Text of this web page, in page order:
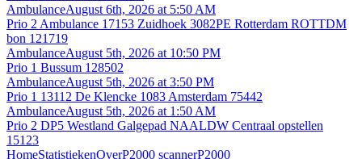
AmbulanceAugust 6th, 2026 at 5:50 AM
Prio 2 Ambulance 17153 Zuidhoek 3082PE Rotterdam ROTTDM
bon 121719
AmbulanceAugust 5th, 2026 at 10:50 PM
Prio 1 Bussum 128502
AmbulanceAugust 5th, 2026 at 3:50 PM
Prio 1 13112 De Klencke 1083 Amsterdam 75442
AmbulanceAugust 5th, 2026 at 1:50 AM
Prio 2 DP5 Westland Galgepad NAALDW Centraal opstellen
15123
HomeStatistiekenOverP2000 scannerP2000